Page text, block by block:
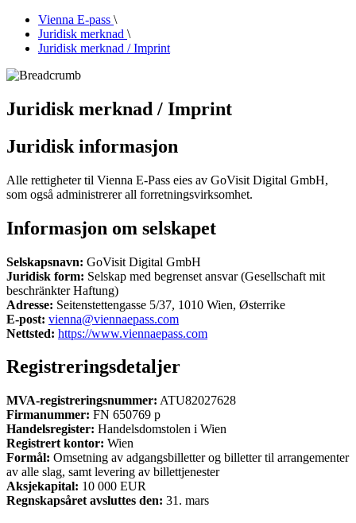
Vienna E-pass \
Juridisk merknad \
Juridisk merknad / Imprint
Juridisk merknad / Imprint
Juridisk informasjon
Alle rettigheter til Vienna E-Pass eies av GoVisit Digital GmbH,
som også administrerer all forretningsvirksomhet.
Informasjon om selskapet
Selskapsnavn: GoVisit Digital GmbH
Juridisk form: Selskap med begrenset ansvar (Gesellschaft mit
beschränkter Haftung)
Adresse: Seitenstettengasse 5/37, 1010 Wien, Østerrike
E-post: vienna@viennaepass.com
Nettsted: https://www.viennaepass.com
Registreringsdetaljer
MVA-registreringsnummer: ATU82027628
Firmanummer: FN 650769 p
Handelsregister: Handelsdomstolen i Wien
Registrert kontor: Wien
Formål: Omsetning av adgangsbilletter og billetter til arrangementer
av alle slag, samt levering av billettjenester
Aksjekapital: 10 000 EUR
Regnskapsåret avsluttes den: 31. mars